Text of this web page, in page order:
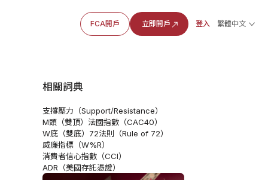
FCA開戶 立即開戶 登入 繁體中文
相關詞典
支撐壓力（Support/Resistance）
M頭（雙頂） 法國指數（CAC40）
W底（雙底） 72法則（Rule of 72）
威廉指標（W%R）
消費者信心指數（CCI）
ADR（美國存託憑證）